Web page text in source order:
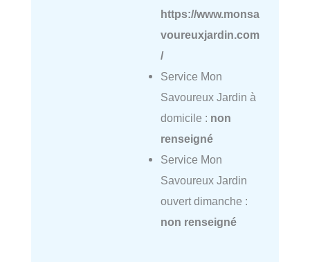
https://www.monsa
voureuxjardin.com
/
Service Mon
Savoureux Jardin à
domicile : non
renseigné
Service Mon
Savoureux Jardin
ouvert dimanche :
non renseigné